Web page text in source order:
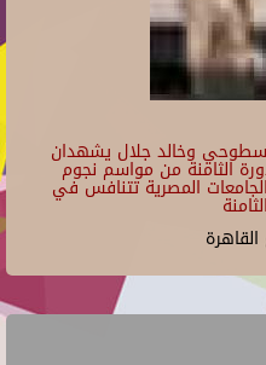
سطوحي وخالد جلال يشهدان
الثامنة من مواسم نجوم
130 عرضًا من الجامعات المصرية تتنافس في